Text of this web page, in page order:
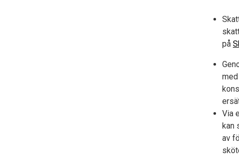
på
Via
kan
av